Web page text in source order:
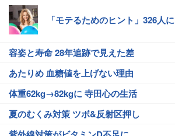
「モテるためのヒント」326人に
容姿と寿命 28年追跡で見えた差
あたりめ 血糖値を上げない理由
体重62kg→82kgに 寺田心の生活
夏のむくみ対策 ツボ&反射区押し